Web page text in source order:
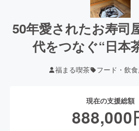
50年愛されたお寿司
代をつなぐ“日本
福まる喫茶 フード・飲
現在の支援総額
888,000